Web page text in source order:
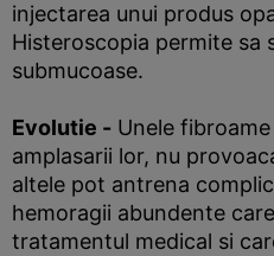
injectarea unui produs
Histeroscopia permite sa
submucoase.
Evolutie - Unele
amplasarii lor, nu
altele pot antrena
hemoragii abundente
tratamentul medical si